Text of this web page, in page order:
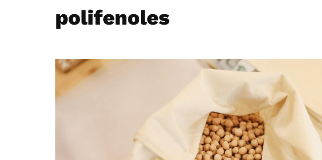
polifenoles